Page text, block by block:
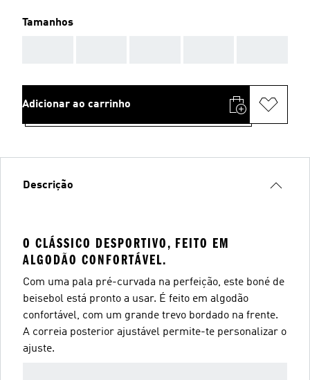
Tamanhos
Adicionar ao carrinho
Descrição
O CLÁSSICO DESPORTIVO, FEITO EM
ALGODÃO CONFORTÁVEL.
Com uma pala pré-curvada na perfeição, este boné de
beisebol está pronto a usar. É feito em algodão
confortável, com um grande trevo bordado na frente.
A correia posterior ajustável permite-te personalizar o
ajuste.